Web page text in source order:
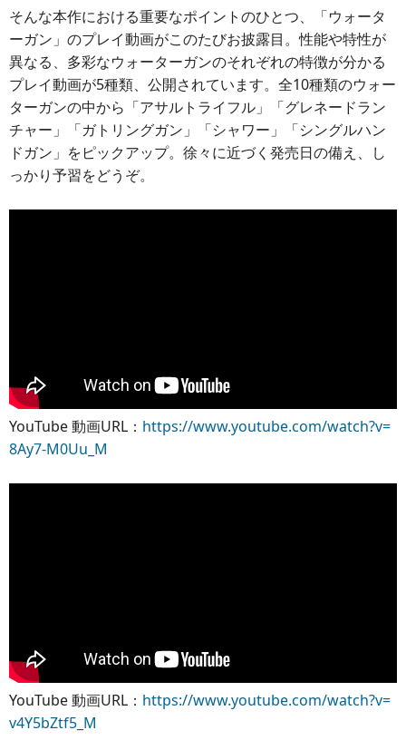
そんな本作における重要なポイントのひとつ、「ウォータ
ーガン」のプレイ動画がこのたびお披露目。性能や特性が
異なる、多彩なウォーターガンのそれぞれの特徴が分かる
プレイ動画が5種類、公開されています。全10種類のウォー
ターガンの中から「アサルトライフル」「グレネードラン
チャー」「ガトリングガン」「シャワー」「シングルハン
ドガン」をピックアップ。徐々に近づく発売日の備え、し
っかり予習をどうぞ。
YouTube 動画URL： https://www.youtube.com/watch?v=
8Ay7-M0Uu_M
YouTube 動画URL： https://www.youtube.com/watch?v=
v4Y5bZtf5_M